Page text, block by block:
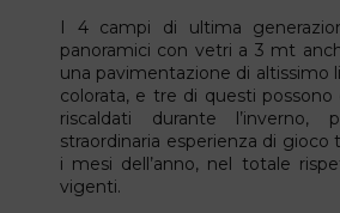
I 4 campi di ultima
panoramici con vetri a 3 mt
una pavimentazione di altissimo
colorata, e tre di questi possono
riscaldati durante l’inverno,
straordinaria esperienza di
i mesi dell’anno, nel totale
vigenti.